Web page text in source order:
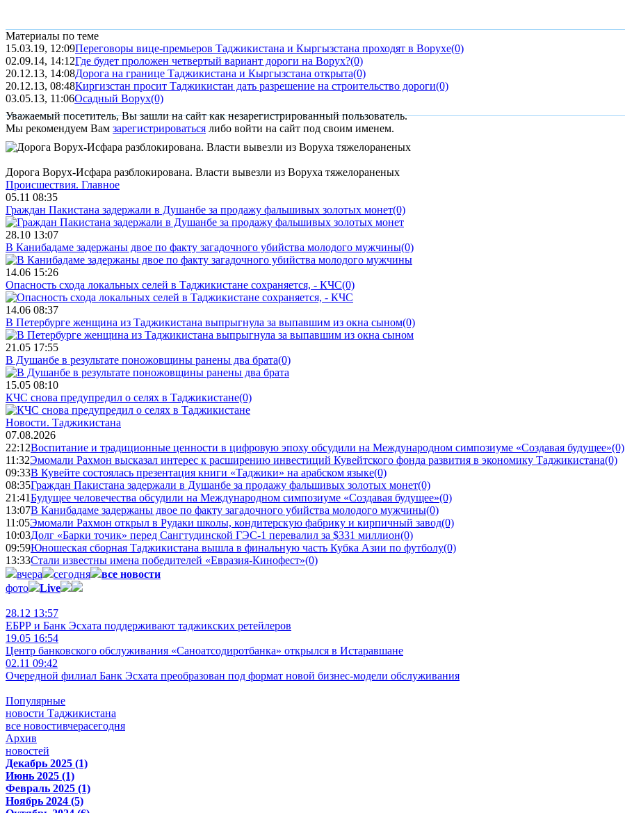
Материалы по теме
15.03.19, 12:09Переговоры вице-премьеров Таджикистана и Кыргызстана проходят в Ворухе(0)
02.09.14, 14:12Где будет проложен четвертый вариант дороги на Ворух?(0)
20.12.13, 14:08Дорога на границе Таджикистана и Кыргызстана открыта(0)
20.12.13, 08:48Киргизстан просит Таджикистан дать разрешение на строительство дороги(0)
03.05.13, 11:06Осадный Ворух(0)
Уважаемый посетитель, Вы зашли на сайт как незарегистрированный пользователь.
Мы рекомендуем Вам зарегистрироваться либо войти на сайт под своим именем.
Дорога Ворух-Исфара разблокирована. Власти вывезли из Воруха тяжелораненых
Происшествия. Главное
05.11 08:35
Граждан Пакистана задержали в Душанбе за продажу фальшивых золотых монет(0)
28.10 13:07
В Канибадаме задержаны двое по факту загадочного убийства молодого мужчины(0)
14.06 15:26
Опасность схода локальных селей в Таджикистане сохраняется, - КЧС(0)
14.06 08:37
В Петербурге женщина из Таджикистана выпрыгнула за выпавшим из окна сыном(0)
21.05 17:55
В Душанбе в результате поножовщины ранены два брата(0)
15.05 08:10
КЧС снова предупредил о селях в Таджикистане(0)
Новости. Таджикистана
07.08.2026
22:12Воспитание и традиционные ценности в цифровую эпоху обсудили на Международном симпозиуме «Создавая будущее»(0)
11:32Эмомали Рахмон высказал интерес к расширению инвестиций Кувейтского фонда развития в экономику Таджикистана(0)
09:33В Кувейте состоялась презентация книги «Таджики» на арабском языке(0)
08:35Граждан Пакистана задержали в Душанбе за продажу фальшивых золотых монет(0)
21:41Будущее человечества обсудили на Международном симпозиуме «Создавая будущее»(0)
13:07В Канибадаме задержаны двое по факту загадочного убийства молодого мужчины(0)
11:05Эмомали Рахмон открыл в Рудаки школы, кондитерскую фабрику и кирпичный завод(0)
10:03Долг «Барки точик» перед Сангтудинской ГЭС-1 перевалил за $331 миллион(0)
09:59Юношеская сборная Таджикистана вышла в финальную часть Кубка Азии по футболу(0)
13:33Стали известны имена победителей «Евразия-Кинофест»(0)
вчера
сегодня
все новости
фото
Live
28.12 13:57
ЕБРР и Банк Эсхата поддерживают таджикских ретейлеров
19.05 16:54
Центр банковского обслуживания «Саноатсодиротбанка» открылся в Истаравшане
02.11 09:42
Очередной филиал Банк Эсхата преобразован под формат новой бизнес-модели обслуживания
Популярные
новости Таджикистана
все новостивчерасегодня
Архив
новостей
Декабрь 2025 (1)
Июнь 2025 (1)
Февраль 2025 (1)
Ноябрь 2024 (5)